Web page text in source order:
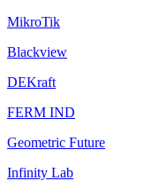
MikroTik
Blackview
DEKraft
FERM IND
Geometric Future
Infinity Lab